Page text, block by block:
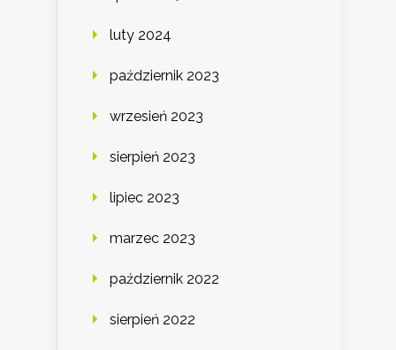
luty 2024
październik 2023
wrzesień 2023
sierpień 2023
lipiec 2023
marzec 2023
październik 2022
sierpień 2022